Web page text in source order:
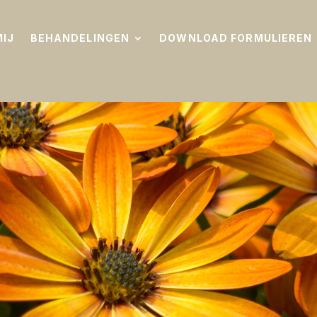
BEHANDELINGEN DOWNLOAD FORMULIEREN